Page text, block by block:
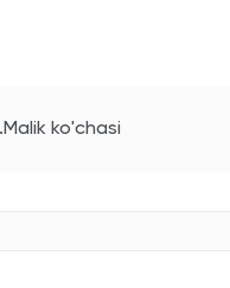
ko'chasi